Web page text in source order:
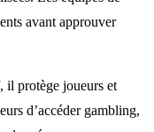
avant approuver
il protège joueurs et
d’accéder gambling,